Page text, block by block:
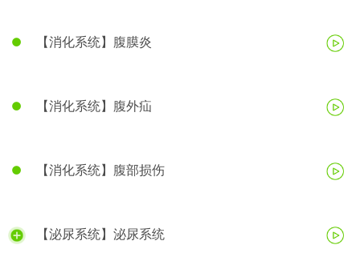
【消化系统】腹膜炎
【消化系统】腹外疝
【消化系统】腹部损伤
【泌尿系统】泌尿系统